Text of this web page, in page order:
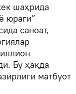
шаҳрида
юраги”
саноат,
Бу ҳақда
матбуот